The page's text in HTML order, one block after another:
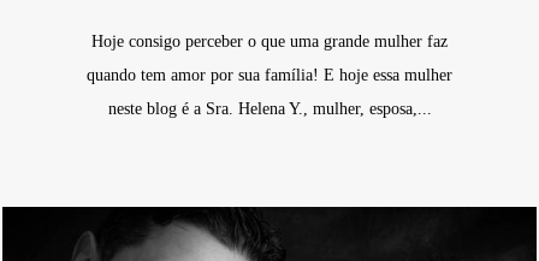
Hoje consigo perceber o que uma grande mulher faz
quando tem amor por sua família! E hoje essa mulher
neste blog é a Sra. Helena Y., mulher, esposa,...